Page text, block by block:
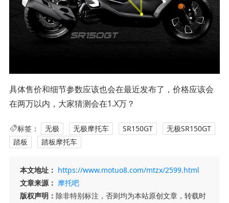
具体售价和细节参数应该也会在最近发布了，价格应该会
在两万以内，大家猜测会在1.X万？
标签： 无极 无极摩托车 SR150GT
无极SR150GT
踏板
踏板摩托车
本文地址： https://www.motuo8.com/mtzx/2599.html
文章来源： 摩托吧
版权声明： 除非特别标注，否则均为本站原创文章，转载时